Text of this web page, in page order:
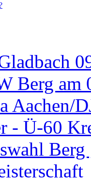
Berg am
Aachen/
- Ü-60